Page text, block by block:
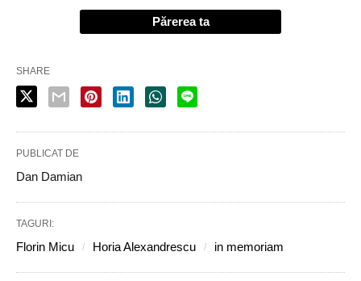
Părerea ta
SHARE
PUBLICAT DE
Dan Damian
TAGURI:
Florin Micu Horia Alexandrescu in memoriam